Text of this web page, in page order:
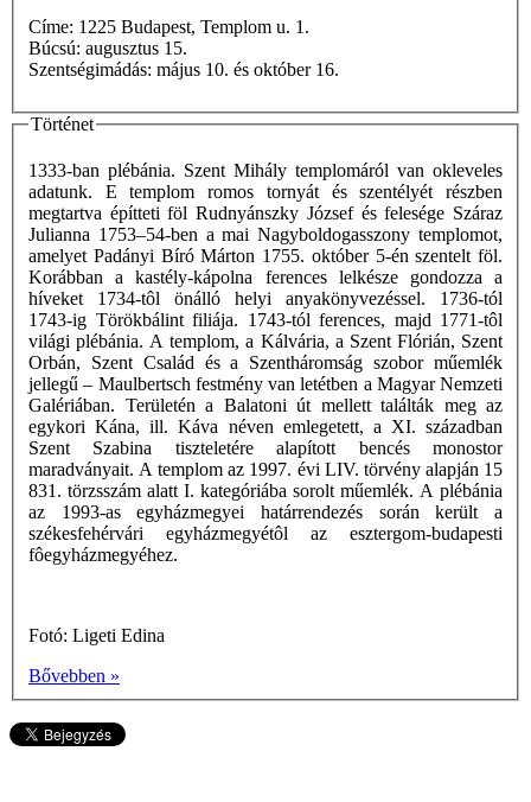
Címe: 1225 Budapest, Templom u. 1.
Búcsú: augusztus 15.
Szentségimádás: május 10. és október 16.
Történet
1333-ban plébánia. Szent Mihály templomáról van okleveles
adatunk. E templom romos tornyát és szentélyét részben
megtartva építteti föl Rudnyánszky József és felesége Száraz
Julianna 1753–54-ben a mai Nagyboldogasszony templomot,
amelyet Padányi Bíró Márton 1755. október 5-én szentelt föl.
Korábban a kastély-kápolna ferences lelkésze gondozza a
híveket 1734-tôl önálló helyi anyakönyvezéssel. 1736-tól
1743-ig Törökbálint filiája. 1743-tól ferences, majd 1771-tôl
világi plébánia. A templom, a Kálvária, a Szent Flórián, Szent
Orbán, Szent Család és a Szentháromság szobor műemlék
jellegű – Maulbertsch festmény van letétben a Magyar Nemzeti
Galériában. Területén a Balatoni út mellett találták meg az
egykori Kána, ill. Káva néven emlegetett, a XI. században
Szent Szabina tiszteletére alapított bencés monostor
maradványait. A templom az 1997. évi LIV. törvény alapján 15
831. törzsszám alatt I. kategóriába sorolt műemlék. A plébánia
az 1993-as egyházmegyei határrendezés során került a
székesfehérvári egyházmegyétôl az esztergom-budapesti
fôegyházmegyéhez.
Fotó: Ligeti Edina
Bővebben »